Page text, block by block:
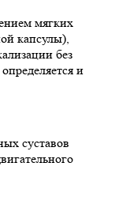
мягких
капсулы),
без
и
суставов